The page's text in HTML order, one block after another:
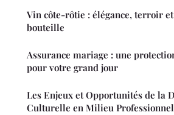
Vin côte-rôtie : élégance, terroir
bouteille
Assurance mariage : une
pour votre grand jour
Les Enjeux et Opportunités de la
Culturelle en Milieu Professionnel